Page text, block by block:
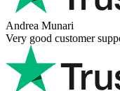
Andrea Munari
Very good customer